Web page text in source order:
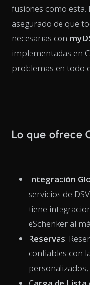
fusiones como esta.
asegurado de que
necesarias con
implementadas en
problemas en todo
Lo que ofrece
Integración
servicios de
tiene
eSchenker al
Reservas:
confiables con
Carga de Lista